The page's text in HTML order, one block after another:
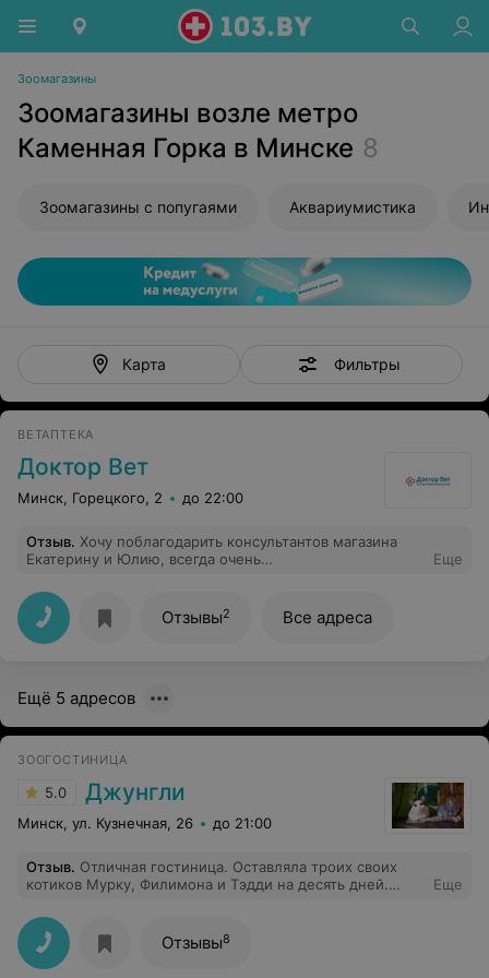
Зоомагазины
Зоомагазины возле метро
Каменная Горка в Минске 8
Зоомагазины с попугаями Аквариумистика
Карта Фильтры
ВЕТАПТЕКА
Доктор Вет
Минск, Горецкого, 2 до 22:00
Отзыв. Хочу поблагодарить консультантов магазина
Екатерину и Юлию, всегда очень
какой то вопрос, абсолютно на своем месте!!
Еще
Отзывы2 Все адреса
Ещё 5 адресов
ЗООГОСТИНИЦА
5.0 Джунгли
Минск, ул. Кузнечная, 26 до 21:00
Отзыв. Отличная гостиница. Оставляла троих своих
котиков Мурку, Филимона и Тэдди на десять дней.
Еще
Отзывы8